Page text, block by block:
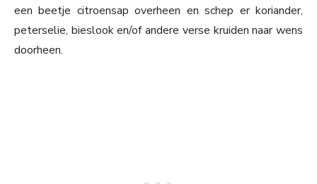
een beetje citroensap overheen en schep er koriander,
peterselie, bieslook en/of andere verse kruiden naar wens
doorheen.